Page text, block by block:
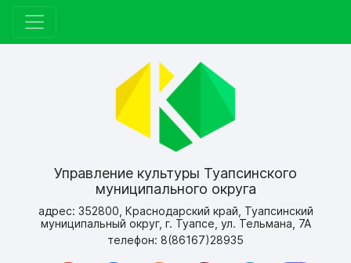
Управление культуры Туапсинского
муниципального округа
адрес: 352800, Краснодарский край, Туапсинский
муниципальный округ, г. Туапсе, ул. Тельмана, 7А
телефон: 8(86167)28935